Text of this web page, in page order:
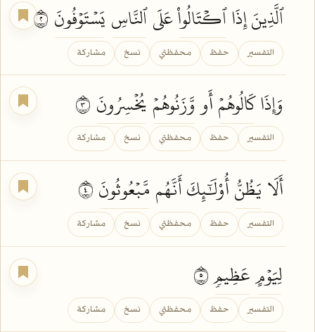
ٱلَّذِينَ إِذَاٱكۡتَالُواْعَلَىٱلنَّاسِ يَسۡتَوۡفُونَ
التفسير حفظ محفظتي نسخ مشاركة
وَإِذَاكَالُوهُمۡأَو وَّزَنُوهُمۡ يُخۡسِرُونَ
التفسير حفظ محفظتي نسخ مشاركة
أَلَا يَظُنُّأُوْلَٰٓئِكَ أَنَّهُم مَّبۡعُوثُونَ
التفسير حفظ محفظتي نسخ مشاركة
لِيَوۡمٍعَظِيمٖ٥
التفسير حفظ محفظتي نسخ مشاركة